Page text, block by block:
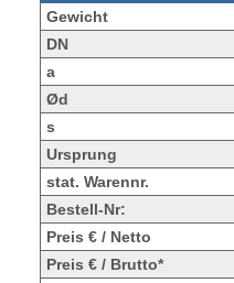
Gewicht
DN
a
Ød
s
Ursprung
stat. Warennr.
Bestell-Nr:
Preis € / Netto
Preis € / Brutto*